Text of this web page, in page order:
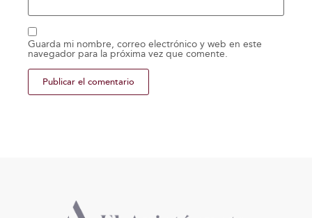
Guarda mi nombre, correo electrónico y web en este
navegador para la próxima vez que comente.